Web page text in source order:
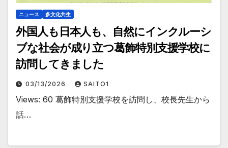
ニュース 多文化共生
外国人も日本人も、自然にインクルーシ
ブな社会が成り立つ葛飾特別支援学校に
訪問してきました
03/13/2026 SAITO1
Views: 60 葛飾特別支援学校を訪問し、校長先生から
話…